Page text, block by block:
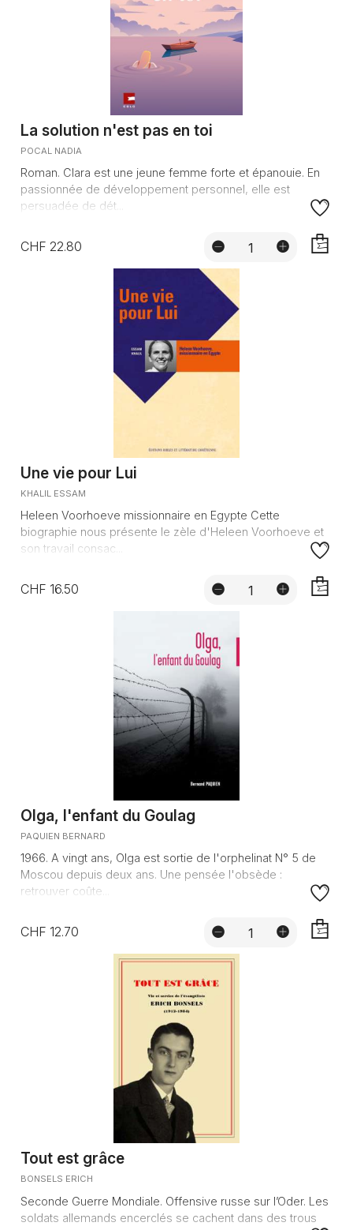
La solution n'est pas en toi
POCAL NADIA
Roman. Clara est une jeune femme forte et épanouie. En
passionnée de développement personnel, elle est
persuadée de dét...
CHF 22.80
Une vie pour Lui
KHALIL ESSAM
Heleen Voorhoeve missionnaire en Egypte Cette
biographie nous présente le zèle d'Heleen Voorhoeve et
son travail consac...
CHF 16.50
Olga, l'enfant du Goulag
PAQUIEN BERNARD
1966. A vingt ans, Olga est sortie de l'orphelinat N° 5 de
Moscou depuis deux ans. Une pensée l'obsède :
retrouver coûte...
CHF 12.70
Tout est grâce
BONSELS ERICH
Seconde Guerre Mondiale. Offensive russe sur l’Oder. Les
soldats allemands encerclés se cachent dans des trous